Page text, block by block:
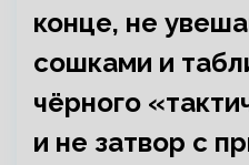
конце, не
сошками и
чёрного
и не затвор с